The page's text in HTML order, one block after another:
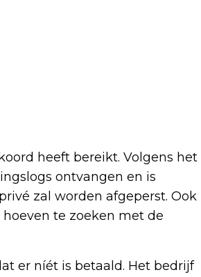
heeft bereikt. Volgens het
ontvangen en is
zal worden afgeperst. Ook
te zoeken met de
er níét is betaald. Het bedrijf